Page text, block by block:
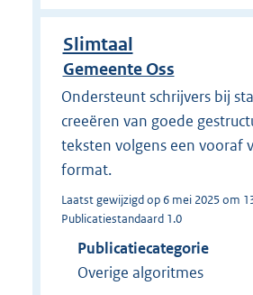
Slimtaal
Gemeente Oss
Ondersteunt schrijvers bij
creeëren van goede
teksten volgens een vooraf
format.
Laatst gewijzigd op 6 mei 2025 om
Publicatiestandaard 1.0
Publicatiecategorie
Overige algoritmes